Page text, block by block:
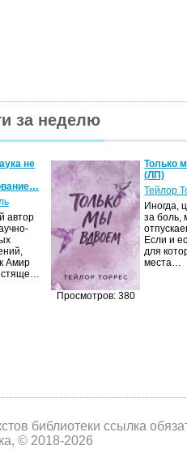
за неделю
не
автор
Амир
Просмотров: 380
Только
(ЛП)
Тейлор
Иногда,
за боль,
Если и
для
места…
библиотеки ссылка
© 2018-2026